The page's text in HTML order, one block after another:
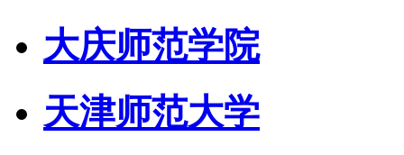
大庆师范学院
天津师范大学